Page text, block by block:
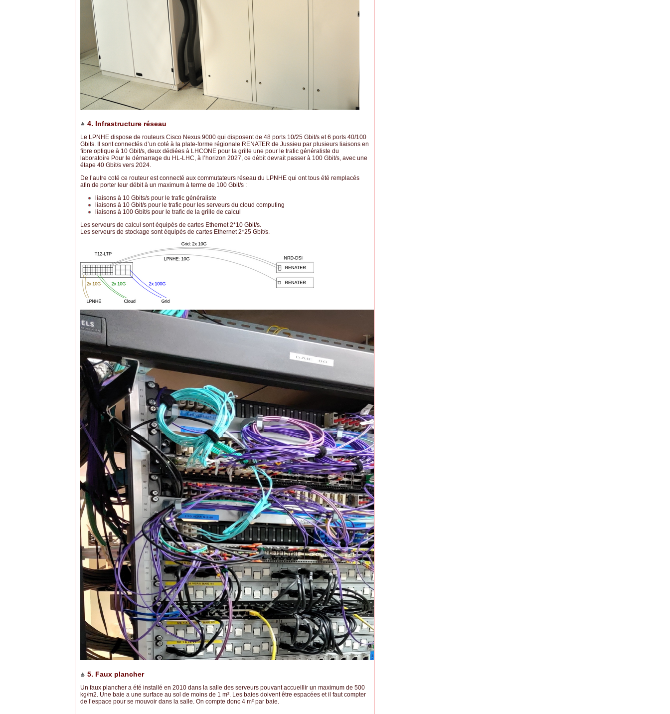
4. Infrastructure réseau
Le LPNHE dispose de routeurs Cisco Nexus 9000 qui disposent de 48 ports 10/25 Gbit/s et 6 ports 40/100
Gbits. Il sont connectés d’un coté à la plate-forme régionale RENATER de Jussieu par plusieurs liaisons en
fibre optique à 10 Gbit/s, deux dédiées à LHCONE pour la grille une pour le trafic généraliste du
laboratoire Pour le démarrage du HL-LHC, à l’horizon 2027, ce débit devrait passer à 100 Gbit/s, avec une
étape 40 Gbit/s vers 2024.
De l’autre coté ce routeur est connecté aux commutateurs réseau du LPNHE qui ont tous été remplacés
afin de porter leur débit à un maximum à terme de 100 Gbit/s :
liaisons à 10 Gbits/s pour le trafic généraliste
liaisons à 10 Gbit/s pour le trafic pour les serveurs du cloud computing
liaisons à 100 Gbit/s pour le trafic de la grille de calcul
Les serveurs de calcul sont équipés de cartes Ethernet 2*10 Gbit/s.
Les serveurs de stockage sont équipés de cartes Ethernet 2*25 Gbit/s.
5. Faux plancher
Un faux plancher a été installé en 2010 dans la salle des serveurs pouvant accueillir un maximum de 500
kg/m2. Une baie a une surface au sol de moins de 1 m². Les baies doivent être espacées et il faut compter
de l’espace pour se mouvoir dans la salle. On compte donc 4 m² par baie.